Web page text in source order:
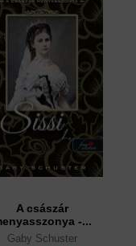
A császár
-...
Gaby Schuster